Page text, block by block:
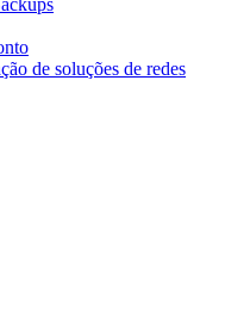
de soluções de redes